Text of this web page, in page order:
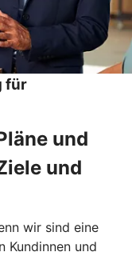
für
und
und
wir sind eine
Kundinnen und